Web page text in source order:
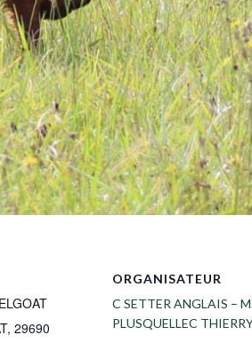
, 29690
ORGANISATEUR
C SETTER ANGLAIS –
PLUSQUELLEC